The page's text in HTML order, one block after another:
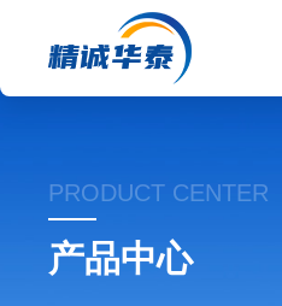
PRODUCT CENTER
产品中心